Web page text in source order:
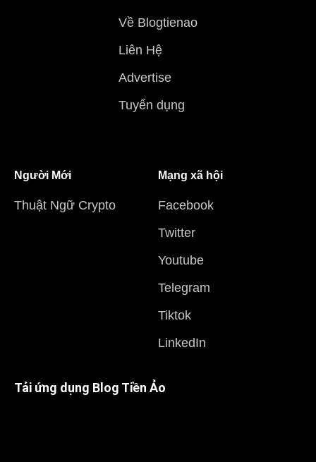
Về Blogtienao
Liên Hệ
Advertise
Tuyển dụng
Người Mới
Thuật Ngữ Crypto
Mạng xã hội
Facebook
Twitter
Youtube
Telegram
Tiktok
LinkedIn
Tải ứng dụng Blog Tiền Ảo